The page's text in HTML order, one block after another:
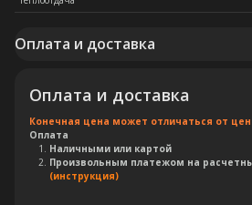
Оплата и доставка
Оплата и доставка
Конечная цена может отличаться от
Оплата
Наличными или картой
Произвольным платежом на
(инструкция)